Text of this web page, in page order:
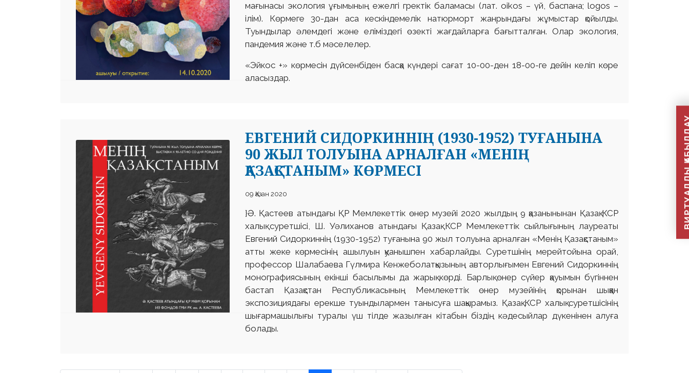
мағынасы экология ұғымының ежелгі гректік баламасы (лат. оіkos – үй, баспана; logos –
ілім). Көрмеге 30-дан аса кескіндемелік натюрморт жанрындағы жұмыстар қойылды.
Туындылар әлемдегі және еліміздегі өзекті жағдайларға бағытталған. Олар экология,
пандемия және т.б мәселелер.
«Эйкос +» көрмесін дүйсенбіден басқа күндері сағат 10-00-ден 18-00-ге дейін келіп көре
аласыздар.
ЕВГЕНИЙ СИДОРКИННІҢ (1930-1952) ТУҒАНЫНА
90 ЖЫЛ ТОЛУЫНА АРНАЛҒАН «МЕНІҢ
ҚАЗАҚСТАНЫМ» КӨРМЕСІ
09 Қазан 2020
}Ә. Қастеев атындағы ҚР Мемлекеттік өнер музейі 2020 жылдың 9 қазанынынан Қазақ КСР
халық суретшісі, Ш. Уәлиханов атындағы Қазақ КСР Мемлекеттік сыйлығының лауреаты
Евгений Сидоркиннің (1930-1952) туғанына 90 жыл толуына арналған «Менің Қазақстаным»
атты жеке көрмесінің ашылуын қуанышпен хабарлайды. Суретшінің мерейтойына орай,
профессор Шалабаева Гүлмира Кенжеболатқызының авторлығымен Евгений Сидоркиннің
монографиясының екінші басылымы да жарық көрді. Барлық өнер сүйер қауымын бүгіннен
бастап Қазақстан Республикасының Мемлекеттік өнер музейінің қорынан шыққан
экспозициядағы ерекше туындылармен танысуға шақырамыз. Қазақ КСР халық суретшісінің
шығармашылығы туралы үш тілде жазылған кітабын біздің кәдесыйлар дүкенінен алуға
болады.